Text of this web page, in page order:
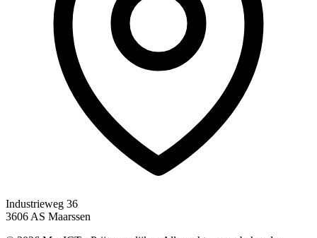
Industrieweg 36
3606 AS Maarssen